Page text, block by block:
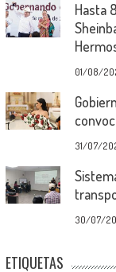
Hasta
01/08/
31/07/
30/07/
ETIQUETAS